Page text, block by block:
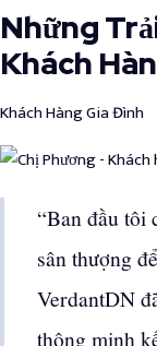
Những
Khách
Khách Hàng Gia Đình
“Ban đầu tôi
sân thượng
VerdantDN
thông minh